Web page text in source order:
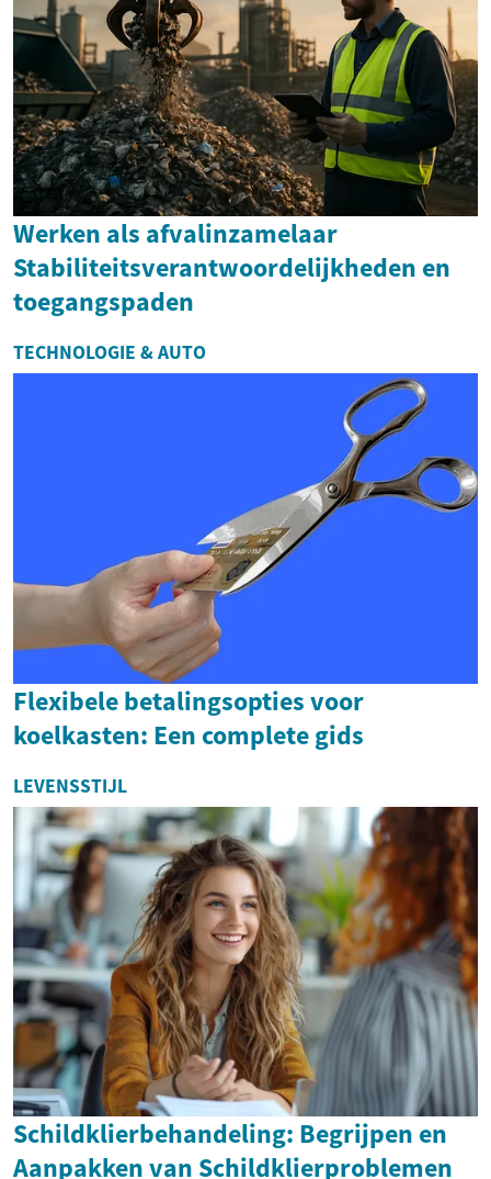
Werken als afvalinzamelaar
Stabiliteitsverantwoordelijkheden en
toegangspaden
TECHNOLOGIE & AUTO
Flexibele betalingsopties voor
koelkasten: Een complete gids
LEVENSSTIJL
Schildklierbehandeling: Begrijpen en
Aanpakken van Schildklierproblemen